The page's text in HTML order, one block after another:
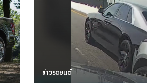
ข่าวรถยนต์